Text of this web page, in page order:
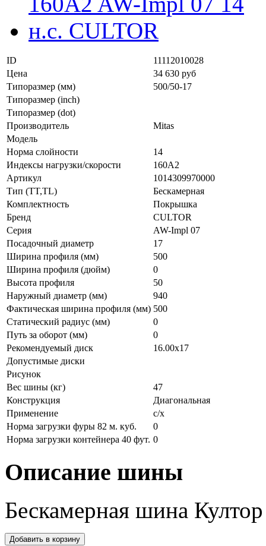
ID
11112010028
Цена
34 630 руб
Типоразмер (мм)
500/50-17
Типоразмер (inch)
Типоразмер (dot)
Производитель
Mitas
Модель
Норма слойности
14
Индексы нагрузки/скорости
160A2
Артикул
1014309970000
Тип (TT,TL)
Бескамерная
Комплектность
Покрышка
Бренд
CULTOR
Серия
AW-Impl 07
Посадочный диаметр
17
Ширина профиля (мм)
500
Ширина профиля (дюйм)
0
Высота профиля
50
Наружный диаметр (мм)
940
Фактическая ширина профиля (мм) 500
Статический радиус (мм)
0
Путь за оборот (мм)
0
Рекомендуемый диск
16.00х17
Допустимые диски
Рисунок
Вес шины (кг)
47
Конструкция
Диагональная
Применение
с/х
Норма загрузки фуры 82 м. куб.
0
Норма загрузки контейнера 40 фут. 0
Описание шины
Бескамерная шина